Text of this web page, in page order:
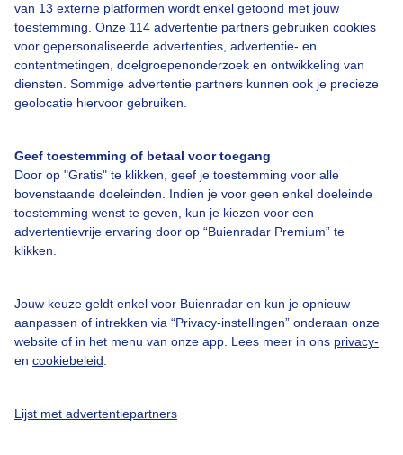
van 13 externe platformen wordt enkel getoond met jouw
toestemming. Onze 114 advertentie partners gebruiken cookies
voor gepersonaliseerde advertenties, advertentie- en
contentmetingen, doelgroepenonderzoek en ontwikkeling van
diensten. Sommige advertentie partners kunnen ook je precieze
geolocatie hiervoor gebruiken.
Geef toestemming of betaal voor toegang
Door op "Gratis" te klikken, geef je toestemming voor alle
bovenstaande doeleinden. Indien je voor geen enkel doeleinde
toestemming wenst te geven, kun je kiezen voor een
advertentievrije ervaring door op “Buienradar Premium” te
klikken.
Jouw keuze geldt enkel voor Buienradar en kun je opnieuw
aanpassen of intrekken via “Privacy-instellingen” onderaan onze
website of in het menu van onze app. Lees meer in ons privacy-
en cookiebeleid
Lijst met advertentiepartners
Over Buienradar
Veelgestelde vragen
Contact
Toegankelijkheid
Gebruikersvoorwaarden
Buienradar Team
Privacy beleid